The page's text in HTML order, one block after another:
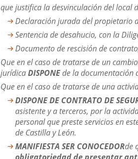
que justifica la desvinculación del local
Declaración jurada del propietario
Sentencia de desahucio, con la
Documento de rescisión de
Que en el caso de tratarse de un
jurídicaDISPONEde la
Que en el caso de tratarse de una
DISPONE DE CONTRATO DE
asistente y a terceros, por la
personal que preste servicios en
de Castilla y León.
MANIFIESTA SER CONOCEDORde